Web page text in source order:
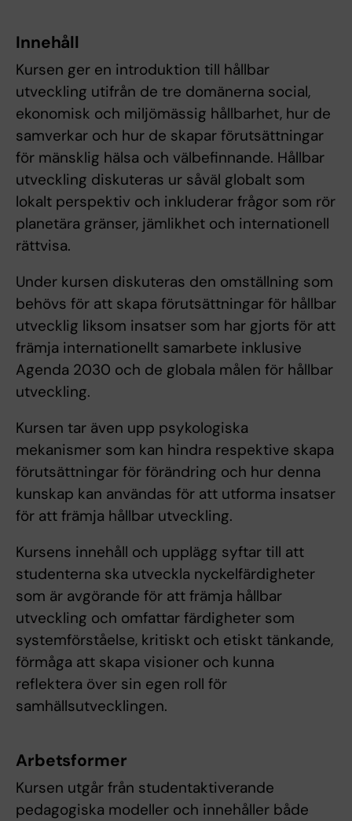
Innehåll
Kursen ger en introduktion till hållbar
utveckling utifrån de tre domänerna social,
ekonomisk och miljömässig hållbarhet, hur de
samverkar och hur de skapar förutsättningar
för mänsklig hälsa och välbefinnande. Hållbar
utveckling diskuteras ur såväl globalt som
lokalt perspektiv och inkluderar frågor som rör
planetära gränser, jämlikhet och internationell
rättvisa.
Under kursen diskuteras den omställning som
behövs för att skapa förutsättningar för hållbar
utvecklig liksom insatser som har gjorts för att
främja internationellt samarbete inklusive
Agenda 2030 och de globala målen för hållbar
utveckling.
Kursen tar även upp psykologiska
mekanismer som kan hindra respektive skapa
förutsättningar för förändring och hur denna
kunskap kan användas för att utforma insatser
för att främja hållbar utveckling.
Kursens innehåll och upplägg syftar till att
studenterna ska utveckla nyckelfärdigheter
som är avgörande för att främja hållbar
utveckling och omfattar färdigheter som
systemförståelse, kritiskt och etiskt tänkande,
förmåga att skapa visioner och kunna
reflektera över sin egen roll för
samhällsutvecklingen.
Arbetsformer
Kursen utgår från studentaktiverande
pedagogiska modeller och innehåller både